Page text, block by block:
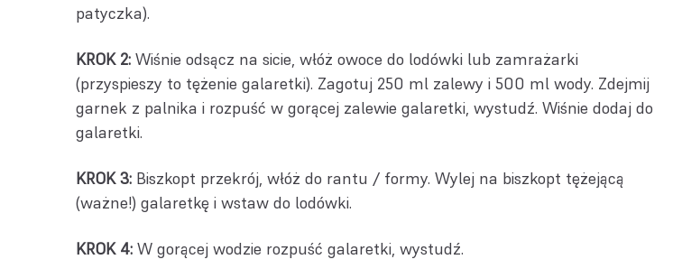
patyczka).
KROK 2: Wiśnie odsącz na sicie, włóż owoce do lodówki lub zamrażarki
(przyspieszy to tężenie galaretki). Zagotuj 250 ml zalewy i 500 ml wody. Zdejmij
garnek z palnika i rozpuść w gorącej zalewie galaretki, wystudź. Wiśnie dodaj do
galaretki.
KROK 3: Biszkopt przekrój, włóż do rantu / formy. Wylej na biszkopt tężejącą
(ważne!) galaretkę i wstaw do lodówki.
KROK 4: W gorącej wodzie rozpuść galaretki, wystudź.